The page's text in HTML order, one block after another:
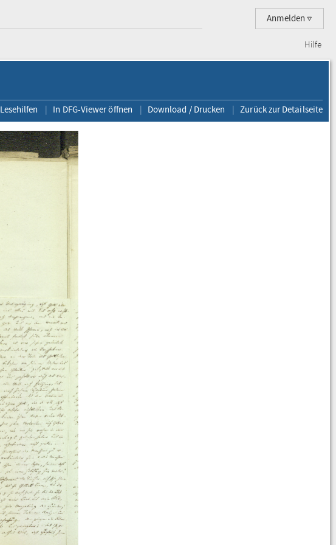
Anmelden
Hilfe
Lesehilfen In DFG-Viewer öffnen Download / Drucken Zurück zur Detailseite